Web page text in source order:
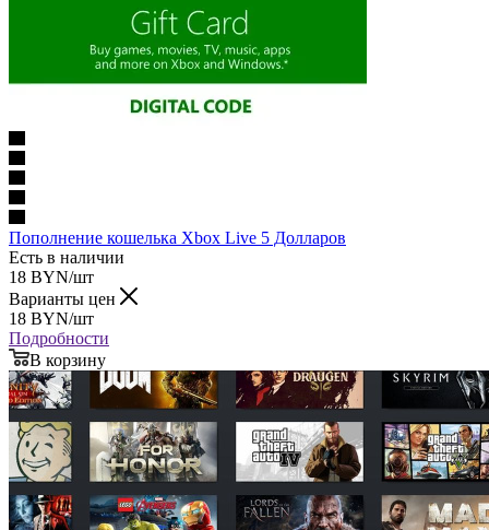
Пополнение кошелька Xbox Live 5 Долларов
Есть в наличии
18 BYN/шт
Варианты цен
18 BYN/шт
Подробности
В корзину